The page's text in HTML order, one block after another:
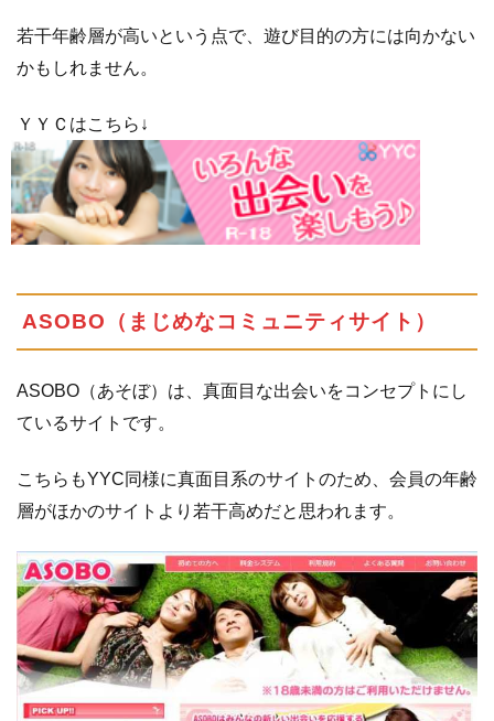
若干年齢層が高いという点で、遊び目的の方には向かない
かもしれません。
ＹＹＣはこちら↓
ASOBO（まじめなコミュニティサイト）
ASOBO（あそぼ）は、真面目な出会いをコンセプトにし
ているサイトです。
こちらもYYC同様に真面目系のサイトのため、会員の年齢
層がほかのサイトより若干高めだと思われます。